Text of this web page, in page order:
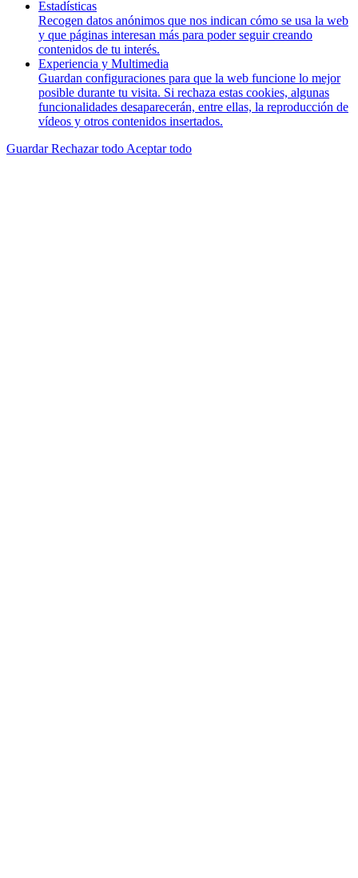
Estadísticas
Recogen datos anónimos que nos indican cómo se usa la web
y que páginas interesan más para poder seguir creando
contenidos de tu interés.
Experiencia y Multimedia
Guardan configuraciones para que la web funcione lo mejor
posible durante tu visita. Si rechaza estas cookies, algunas
funcionalidades desaparecerán, entre ellas, la reproducción de
vídeos y otros contenidos insertados.
GuardarRechazar todo Aceptar todo